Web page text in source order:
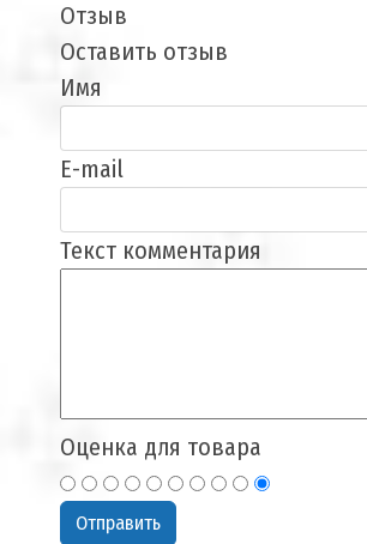
Отзыв
Оставить отзыв
Имя
E-mail
Текст комментария
Оценка для товара